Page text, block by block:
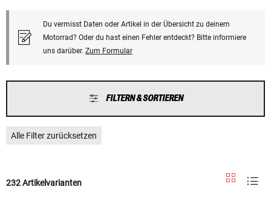
Du vermisst Daten oder Artikel in der Übersicht zu deinem
Motorrad? Oder du hast einen Fehler entdeckt? Bitte informiere
uns darüber. Zum Formular
FILTERN & SORTIEREN
Alle Filter zurücksetzen
232 Artikelvarianten